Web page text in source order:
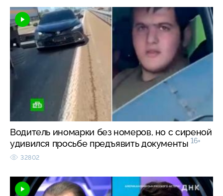
Водитель иномарки без номеров, но с сиреной
удивился просьбе предъявить документы 16+
32802